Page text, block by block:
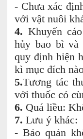
- Chưa xác
với vật nuôi
4. Khuyến
hủy bao bì và
quy định hiện
kì mục đích
5.Tương tác
với thuốc có
6. Quá liều:
7. Lưu ý khác:
- Bảo quản